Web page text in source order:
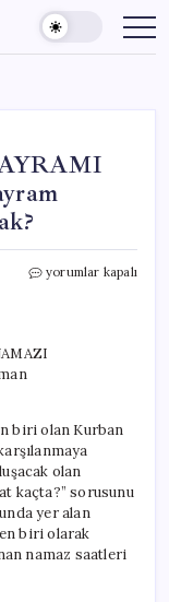
EDİRNE’DE
SAATİ
2026:
Zaman
Kılınacak?
için
yorumlar kapalı
biri olan Kurban
olan
kaçta?” sorusunu
yer alan
biri olarak
namaz saatleri